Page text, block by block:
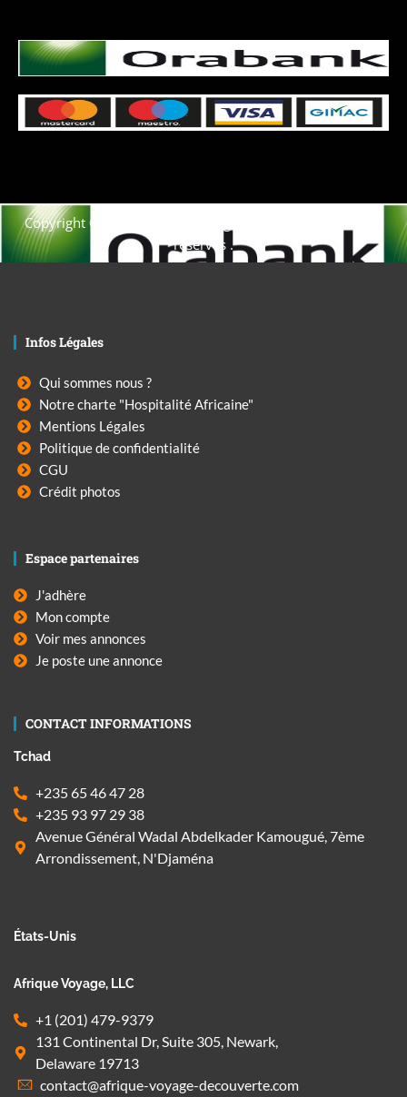
Copyright © 2021. Afrique-voyage-découverte tous droits
réservés .
Infos Légales
Qui sommes nous ?
Notre charte "Hospitalité Africaine"
Mentions Légales
Politique de confidentialité
CGU
Crédit photos
Espace partenaires
J'adhère
Mon compte
Voir mes annonces
Je poste une annonce
CONTACT INFORMATIONS
Tchad
+235 65 46 47 28
+235 93 97 29 38
Avenue Général Wadal Abdelkader Kamougué, 7ème
Arrondissement, N'Djaména
États-Unis
Afrique Voyage, LLC
+1 (201) 479-9379
131 Continental Dr, Suite 305, Newark,
Delaware 19713
contact@afrique-voyage-decouverte.com